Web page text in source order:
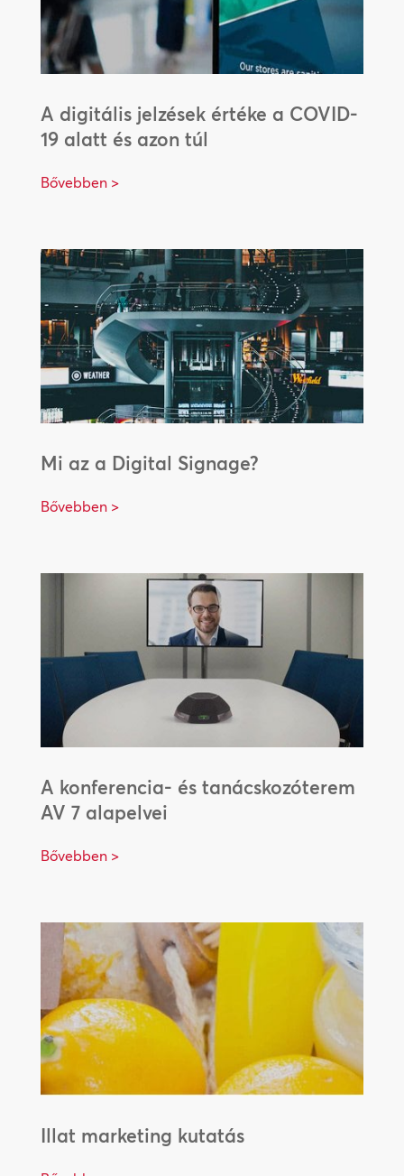
A digitális jelzések értéke a COVID-
19 alatt és azon túl
Bővebben >
Mi az a Digital Signage?
Bővebben >
A konferencia- és tanácskozóterem
AV 7 alapelvei
Bővebben >
Illat marketing kutatás